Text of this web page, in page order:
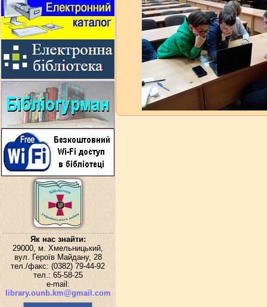
Як нас знайти:
29000, м. Хмельницький,
вул. Героїв Майдану, 28
тел./факс: (0382) 79-44-92
тел.: 65-58-25
e-mail:
library.ounb.km@gmail.com